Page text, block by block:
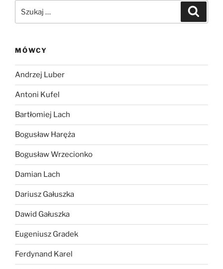
MÓWCY
Andrzej Luber
Antoni Kufel
Bartłomiej Lach
Bogusław Haręża
Bogusław Wrzecionko
Damian Lach
Dariusz Gałuszka
Dawid Gałuszka
Eugeniusz Gradek
Ferdynand Karel